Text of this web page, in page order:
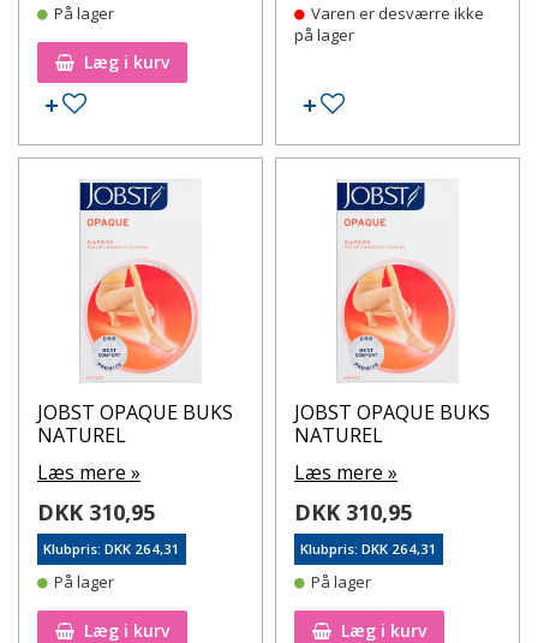
På lager
Læg i kurv
Tilføj til ønskeseddel
Varen er desværre ikke
på lager
Tilføj til ønskeseddel
JOBST OPAQUE BUKS
NATUREL
Læs mere »
DKK 310,95
Klubpris: DKK 264,31
På lager
Læg i kurv
JOBST OPAQUE BUKS
NATUREL
Læs mere »
DKK 310,95
Klubpris: DKK 264,31
På lager
Læg i kurv